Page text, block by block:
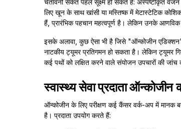
चेतावनी संकेत पहले सूक्ष्म हो सकते हैं: अस्पष्टीकृत
लिए खून के साथ खांसी या मस्तिष्क में मेटास्टेटिक
हैं, प्रारंभिक पहचान महत्वपूर्ण है। लेकिन उनके
इसके अलावा, कुछ ऐसा भी है जिसे "ऑन्कोजीन एडिक्शन"
नाटकीय ट्यूमर प्रतिगमन हो सकता है। लेकिन ट्यूमर
कई पथों को लक्षित करने वाले संयोजन उपचारों की
स्वास्थ्य सेवा प्रदाता
ऑन्कोजीन के लिए परीक्षण कई कैंसर वर्क-अप में मानक
है। प्रदाता उपयोग करते हैं: